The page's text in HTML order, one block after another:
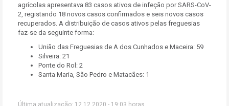
agrícolas apresentava 83 casos ativos de infeção por SARS-CoV-
2, registando 18 novos casos confirmados e seis novos casos
recuperados. A distribuição de casos ativos pelas freguesias
faz-se da seguinte forma:
União das Freguesias de A dos Cunhados e Maceira: 59
Silveira: 21
Ponte do Rol: 2
Santa Maria, São Pedro e Matacães: 1
Última atualização: 12.12.2020 - 19:03 horas